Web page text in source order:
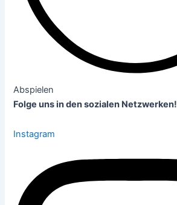
Abspielen
Folge uns in den sozialen Netzwerken!
Instagram